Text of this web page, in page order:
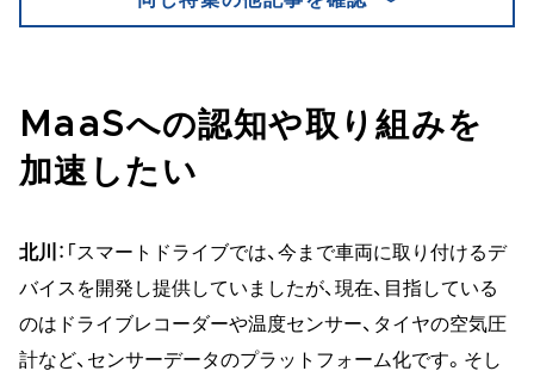
MaaSへの認知や取り組みを
加速したい
北川
：「スマートドライブでは、今まで車両に取り付けるデ
バイスを開発し提供していましたが、現在、目指している
のはドライブレコーダーや温度センサー、タイヤの空気圧
計など、センサーデータのプラットフォーム化です。そし